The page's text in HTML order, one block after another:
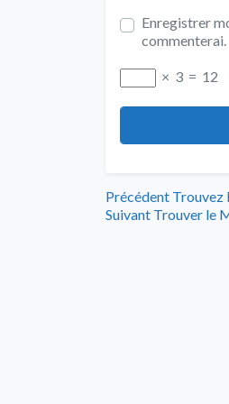
Enregistrer
commenterai.
× 3 = 12
Précédent Article
Trouvez
Suivant Article
Trouver le